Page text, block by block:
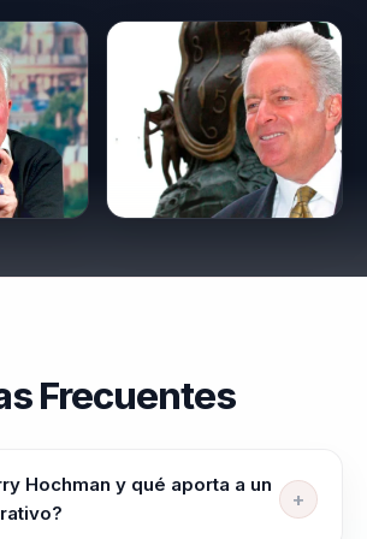
Frecuentes
Hochman y qué aporta a un